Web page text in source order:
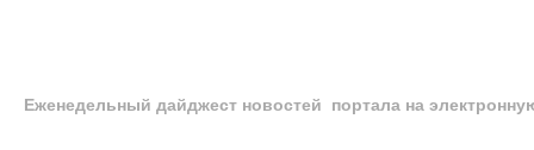
Еженедельный дайджест новостей портала на